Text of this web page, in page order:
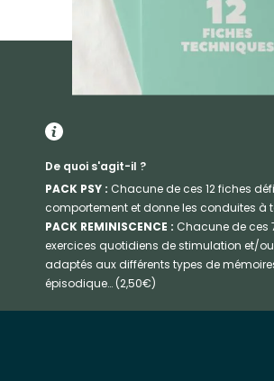
De quoi s'agit-il ?
PACK PSY : Chacune de ces 12 fiches
comportement et donne les conduites à
PACK REMINISCENCE : Chacune de ces
exercices quotidiens de stimulation et/
adaptés aux différents types de
épisodique… (2,50€)